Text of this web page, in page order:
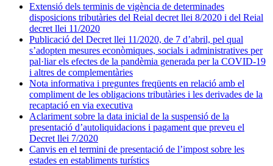
Extensió dels terminis de vigència de determinades
disposicions tributàries del Reial decret llei 8/2020 i del Reial
decret llei 11/2020
Publicació del Decret llei 11/2020, de 7 d’abril, pel qual
s’adopten mesures econòmiques, socials i administratives per
pal·liar els efectes de la pandèmia generada per la COVID-19
i altres de complementàries
Nota informativa i preguntes freqüents en relació amb el
compliment de les obligacions tributàries i les derivades de la
recaptació en via executiva
Aclariment sobre la data inicial de la suspensió de la
presentació d’autoliquidacions i pagament que preveu el
Decret llei 7/2020
Canvis en el termini de presentació de l’impost sobre les
estades en establiments turístics